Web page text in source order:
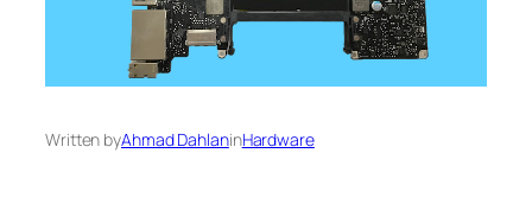
Written byAhmad DahlaninHardware